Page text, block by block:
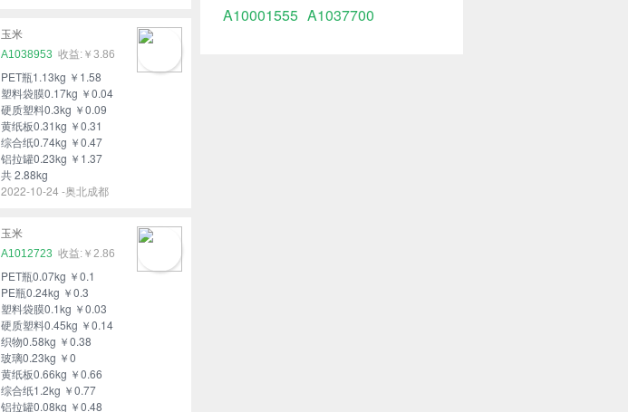
玉米
A1038953
￥3.86
PET瓶1.13kg ￥1.58
塑料袋膜0.17kg ￥0.04
硬质塑料0.3kg ￥0.09
黄纸板0.31kg ￥0.31
综合纸0.74kg ￥0.47
铝拉罐0.23kg ￥1.37
共 2.88kg
2022-10-24 -奥北成都
玉米
A1012723
￥2.86
PET瓶0.07kg ￥0.1
PE瓶0.24kg ￥0.3
塑料袋膜0.1kg ￥0.03
硬质塑料0.45kg ￥0.14
织物0.58kg ￥0.38
玻璃0.23kg ￥0
黄纸板0.66kg ￥0.66
综合纸1.2kg ￥0.77
铝拉罐0.08kg ￥0.48
A10001555 A1037700